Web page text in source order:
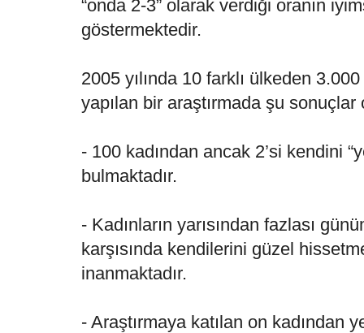
“onda 2-3” olarak verdiği oranın
göstermektedir.
2005 yılında 10 farklı ülkeden
yapılan bir araştırmada şu
- 100 kadından ancak 2’si kendini
bulmaktadır.
- Kadınların yarısından fazlası
karşısında kendilerini güzel
inanmaktadır.
- Araştırmaya katılan on kadından